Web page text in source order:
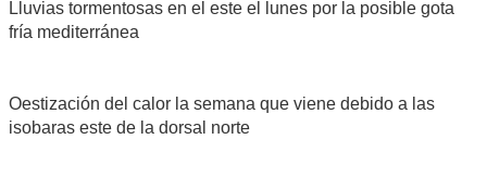
Lluvias tormentosas en el este el lunes por la posible gota
fría mediterránea
Oestización del calor la semana que viene debido a las
isobaras este de la dorsal norte